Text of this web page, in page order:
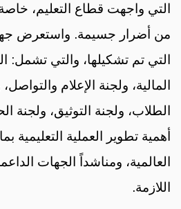
التي واجهت قطاع التعليم، خاصة
من أضرار جسيمة. واستعرض
التي تم تشكيلها، والتي تشمل:
المالية، ولجنة الإعلام
الطلاب، ولجنة التوثيق، ولجنة
أهمية تطوير العملية التعليمية
العالمية، ومناشداً الجهات
اللازمة.